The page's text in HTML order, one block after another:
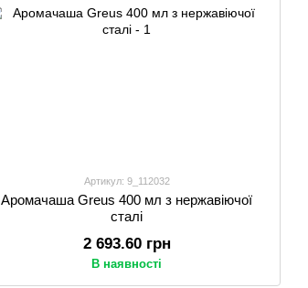
Артикул: 9_112032
Аромачаша Greus 400 мл з нержавіючої
сталі
2 693.60 грн
В наявності